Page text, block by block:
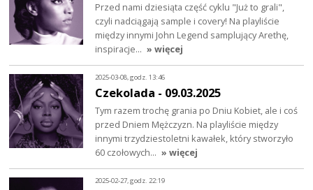
Przed nami dziesiąta część cyklu "Już to grali",
czyli nadciągają sample i covery! Na playliście
między innymi John Legend samplujący Arethę,
inspiracje… » więcej
2025-03-08, godz. 13:46
Czekolada - 09.03.2025
Tym razem trochę grania po Dniu Kobiet, ale i coś
przed Dniem Mężczyzn. Na playliście między
innymi trzydziestoletni kawałek, który stworzyło
60 czołowych… » więcej
2025-02-27, godz. 22:19